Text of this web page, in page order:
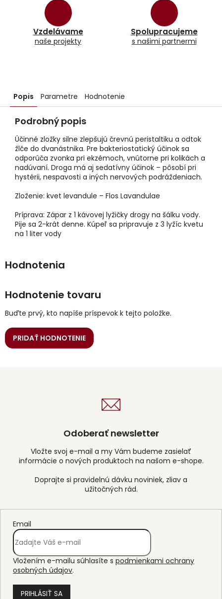
Vzdelávame
naše projekty
Spolupracujeme
s našimi partnermi
Popis Parametre Hodnotenie
Podrobný popis
Účinné zložky silne zlepšujú črevnú peristaltiku a odtok
žlče do dvanástnika. Pre bakteriostatický účinok sa
odporúča zvonka pri ekzémoch, vnútorne pri kolikách a
nadúvaní. Droga má aj sedatívny účinok – pôsobí pri
hystérii, nespavosti a iných nervových podráždeniach.
Zloženie: kvet levandule – Flos Lavandulae
Príprava: Zápar z 1 kávovej lyžičky drogy na šálku vody.
Pije sa 2-krát denne. Kúpeľ sa pripravuje z 3 lyžíc kvetu
na 1 liter vody
Hodnotenie tovaru
Buďte prvý, kto napíše príspevok k tejto položke.
PRIDAŤ HODNOTENIE
Odoberať newsletter
Vložte svoj e-mail a my Vám budeme zasielať
informácie o nových produktoch na našom e-shope.
Email
Vložením e-mailu súhlasíte s podmienkami ochrany
osobných údajov.
PRIHLÁSIŤ SA